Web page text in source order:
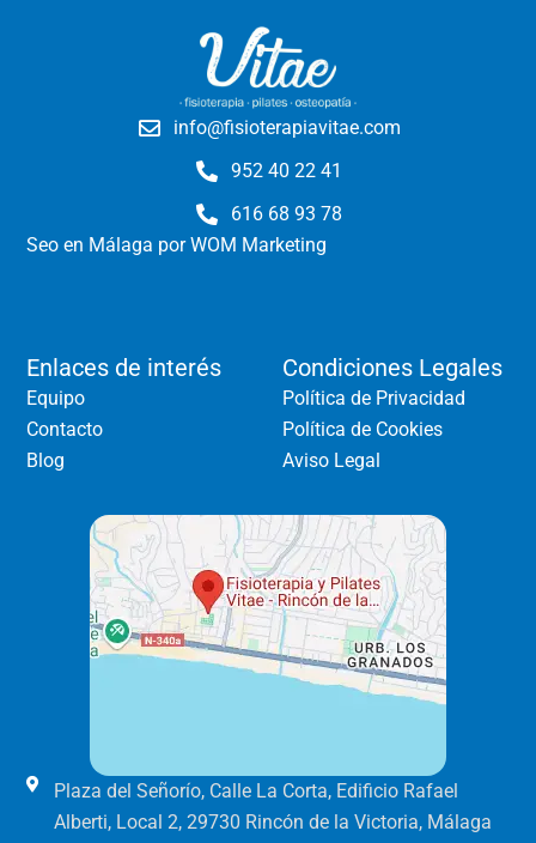
info@fisioterapiavitae.com
952 40 22 41
616 68 93 78
Seo en Málaga por WOM Marketing
Enlaces de interés
Equipo
Contacto
Blog
Condiciones Legales
Política de Privacidad
Política de Cookies
Aviso Legal
Plaza del Señorío, Calle La Corta, Edificio Rafael
Alberti, Local 2, 29730 Rincón de la Victoria, Málaga